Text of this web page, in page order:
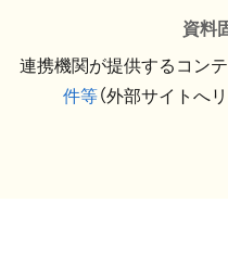
資料
連携機関が提供するコンテ
件等（外部サイトへ